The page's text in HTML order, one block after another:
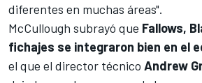
diferentes en muchas áreas".
McCullough subrayó que Fallows,
fichajes se integraron bien en el
el que el director técnico Andrew